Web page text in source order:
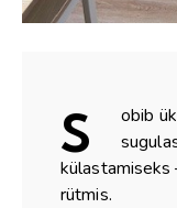
S
obib
külastamiseks
rütmis.